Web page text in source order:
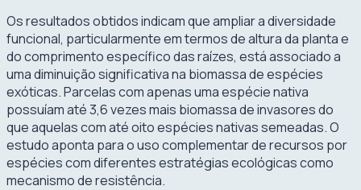
Os resultados obtidos indicam que ampliar a diversidade
funcional, particularmente em termos de altura da planta e
do comprimento específico das raízes, está associado a
uma diminuição significativa na biomassa de espécies
exóticas. Parcelas com apenas uma espécie nativa
possuíam até 3,6 vezes mais biomassa de invasores do
que aquelas com até oito espécies nativas semeadas. O
estudo aponta para o uso complementar de recursos por
espécies com diferentes estratégias ecológicas como
mecanismo de resistência.